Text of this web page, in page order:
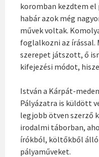
koromban kezdtem el
habár azok még
művek voltak.
foglalkozni az írással.
szerepet játszott, ő
kifejezési módot,
István a Kárpát-
Pályázatra is küldött
legjobb ötven szerző
irodalmi táborban,
írókból, költőkből
pályaműveket.